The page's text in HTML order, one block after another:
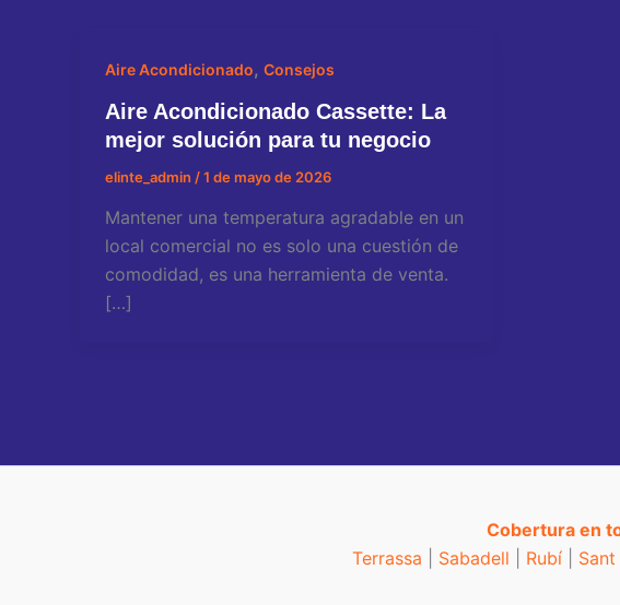
Aire Acondicionado, Consejos
Aire Acondicionado Cassette: La
mejor solución para tu negocio
elinte_admin /1 de mayo de 2026
Mantener una temperatura agradable en un
local comercial no es solo una cuestión de
comodidad, es una herramienta de venta.
[…]
Cobertura en
Terrassa
Sabadell Rubí|